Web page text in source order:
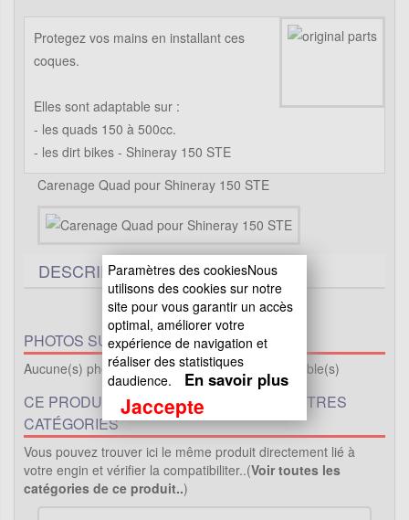
Protegez vos mains en installant ces
coques.
Elles sont adaptable sur :
- les quads 150 à 500cc.
- les dirt bikes - Shineray 150 STE
Carenage Quad pour Shineray 150 STE
DESCRIPTIF TECHNIQUE
PHOTOS SUPPLÉMENTAIRES :
Aucune(s) photo(s) supplémentaire(s) de disponible(s)
CE PRODUIT EST PROPOSÉ DANS D'AUTRES
CATÉGORIES
Vous pouvez trouver ici le même produit directement lié à
votre engin et vérifier la compatibiliter..(Voir toutes les
catégories de ce produit..)
Paramètres des cookiesNous
utilisons des cookies sur notre
site pour vous garantir un accès
optimal, améliorer votre
expérience de navigation et
réaliser des statistiques
daudience.
En savoir plus
Jaccepte